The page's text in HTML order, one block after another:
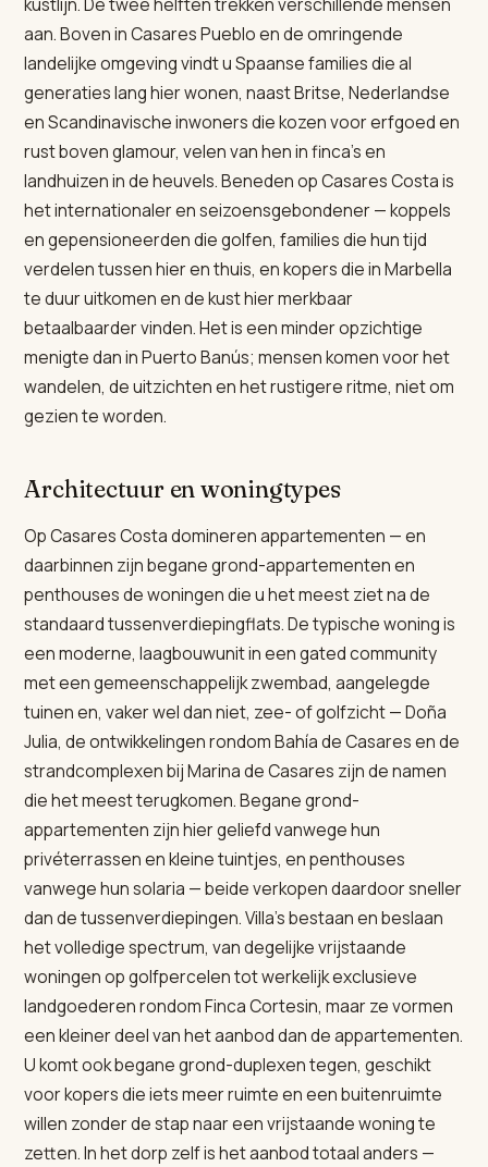
aan. Boven in Casares Pueblo en de omringende
landelijke omgeving vindt u Spaanse families die al
generaties lang hier wonen, naast Britse, Nederlandse
en Scandinavische inwoners die kozen voor erfgoed en
rust boven glamour, velen van hen in finca's en
landhuizen in de heuvels. Beneden op Casares Costa is
het internationaler en seizoensgebondener — koppels
en gepensioneerden die golfen, families die hun tijd
verdelen tussen hier en thuis, en kopers die in Marbella
te duur uitkomen en de kust hier merkbaar
betaalbaarder vinden. Het is een minder opzichtige
menigte dan in Puerto Banús; mensen komen voor het
wandelen, de uitzichten en het rustigere ritme, niet om
gezien te worden.
Architectuur en woningtypes
Op Casares Costa domineren appartementen — en
daarbinnen zijn begane grond-appartementen en
penthouses de woningen die u het meest ziet na de
standaard tussenverdiepingflats. De typische woning is
een moderne, laagbouwunit in een gated community
met een gemeenschappelijk zwembad, aangelegde
tuinen en, vaker wel dan niet, zee- of golfzicht — Doña
Julia, de ontwikkelingen rondom Bahía de Casares en de
strandcomplexen bij Marina de Casares zijn de namen
die het meest terugkomen. Begane grond-
appartementen zijn hier geliefd vanwege hun
privéterrassen en kleine tuintjes, en penthouses
vanwege hun solaria — beide verkopen daardoor sneller
dan de tussenverdiepingen. Villa's bestaan en beslaan
het volledige spectrum, van degelijke vrijstaande
woningen op golfpercelen tot werkelijk exclusieve
landgoederen rondom Finca Cortesin, maar ze vormen
een kleiner deel van het aanbod dan de appartementen.
U komt ook begane grond-duplexen tegen, geschikt
voor kopers die iets meer ruimte en een buitenruimte
willen zonder de stap naar een vrijstaande woning te
zetten. In het dorp zelf is het aanbod totaal anders —